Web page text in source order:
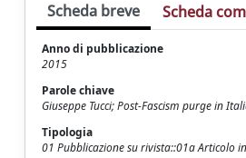
Scheda breve Scheda
Anno di pubblicazione
2015
Parole chiave
Giuseppe Tucci; Post-Fascism purge in
Tipologia
01 Pubblicazione su rivista::01a Articolo